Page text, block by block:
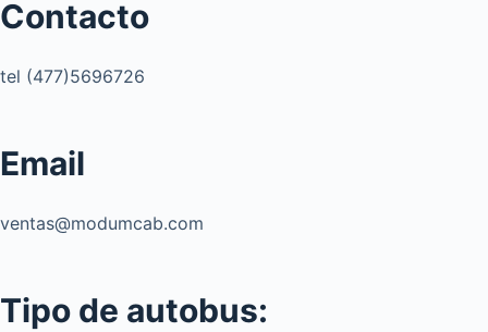
Contacto
tel (477)5696726
Email
ventas@modumcab.com
Tipo de autobus: